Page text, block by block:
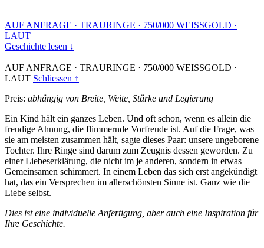
AUF ANFRAGE · TRAURINGE · 750/000 WEISSGOLD ·
LAUT
Geschichte lesen ↓
AUF ANFRAGE · TRAURINGE · 750/000 WEISSGOLD ·
LAUT Schliessen ↑
Preis: abhängig von Breite, Weite, Stärke und Legierung
Ein Kind hält ein ganzes Leben. Und oft schon, wenn es allein die
freudige Ahnung, die flimmernde Vorfreude ist. Auf die Frage, was
sie am meisten zusammen hält, sagte dieses Paar: unsere ungeborene
Tochter. Ihre Ringe sind darum zum Zeugnis dessen geworden. Zu
einer Liebeserklärung, die nicht im je anderen, sondern in etwas
Gemeinsamen schimmert. In einem Leben das sich erst angekündigt
hat, das ein Versprechen im allerschönsten Sinne ist. Ganz wie die
Liebe selbst.
Dies ist eine individuelle Anfertigung, aber auch eine Inspiration für
Ihre Geschichte.